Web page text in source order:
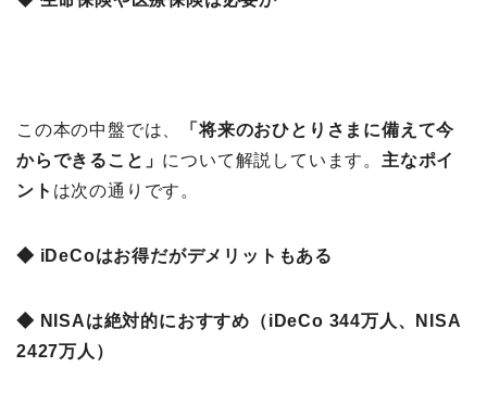
この本の中盤では、
「将来のおひとりさまに備えて今
からできること 」 について解説しています。 主なポイ
ント は次の通りです。
◆ iDeCoはお得だがデメリットもある
◆ NISAは絶対的におすすめ（iDeCo 344万人、NISA
2427万人）